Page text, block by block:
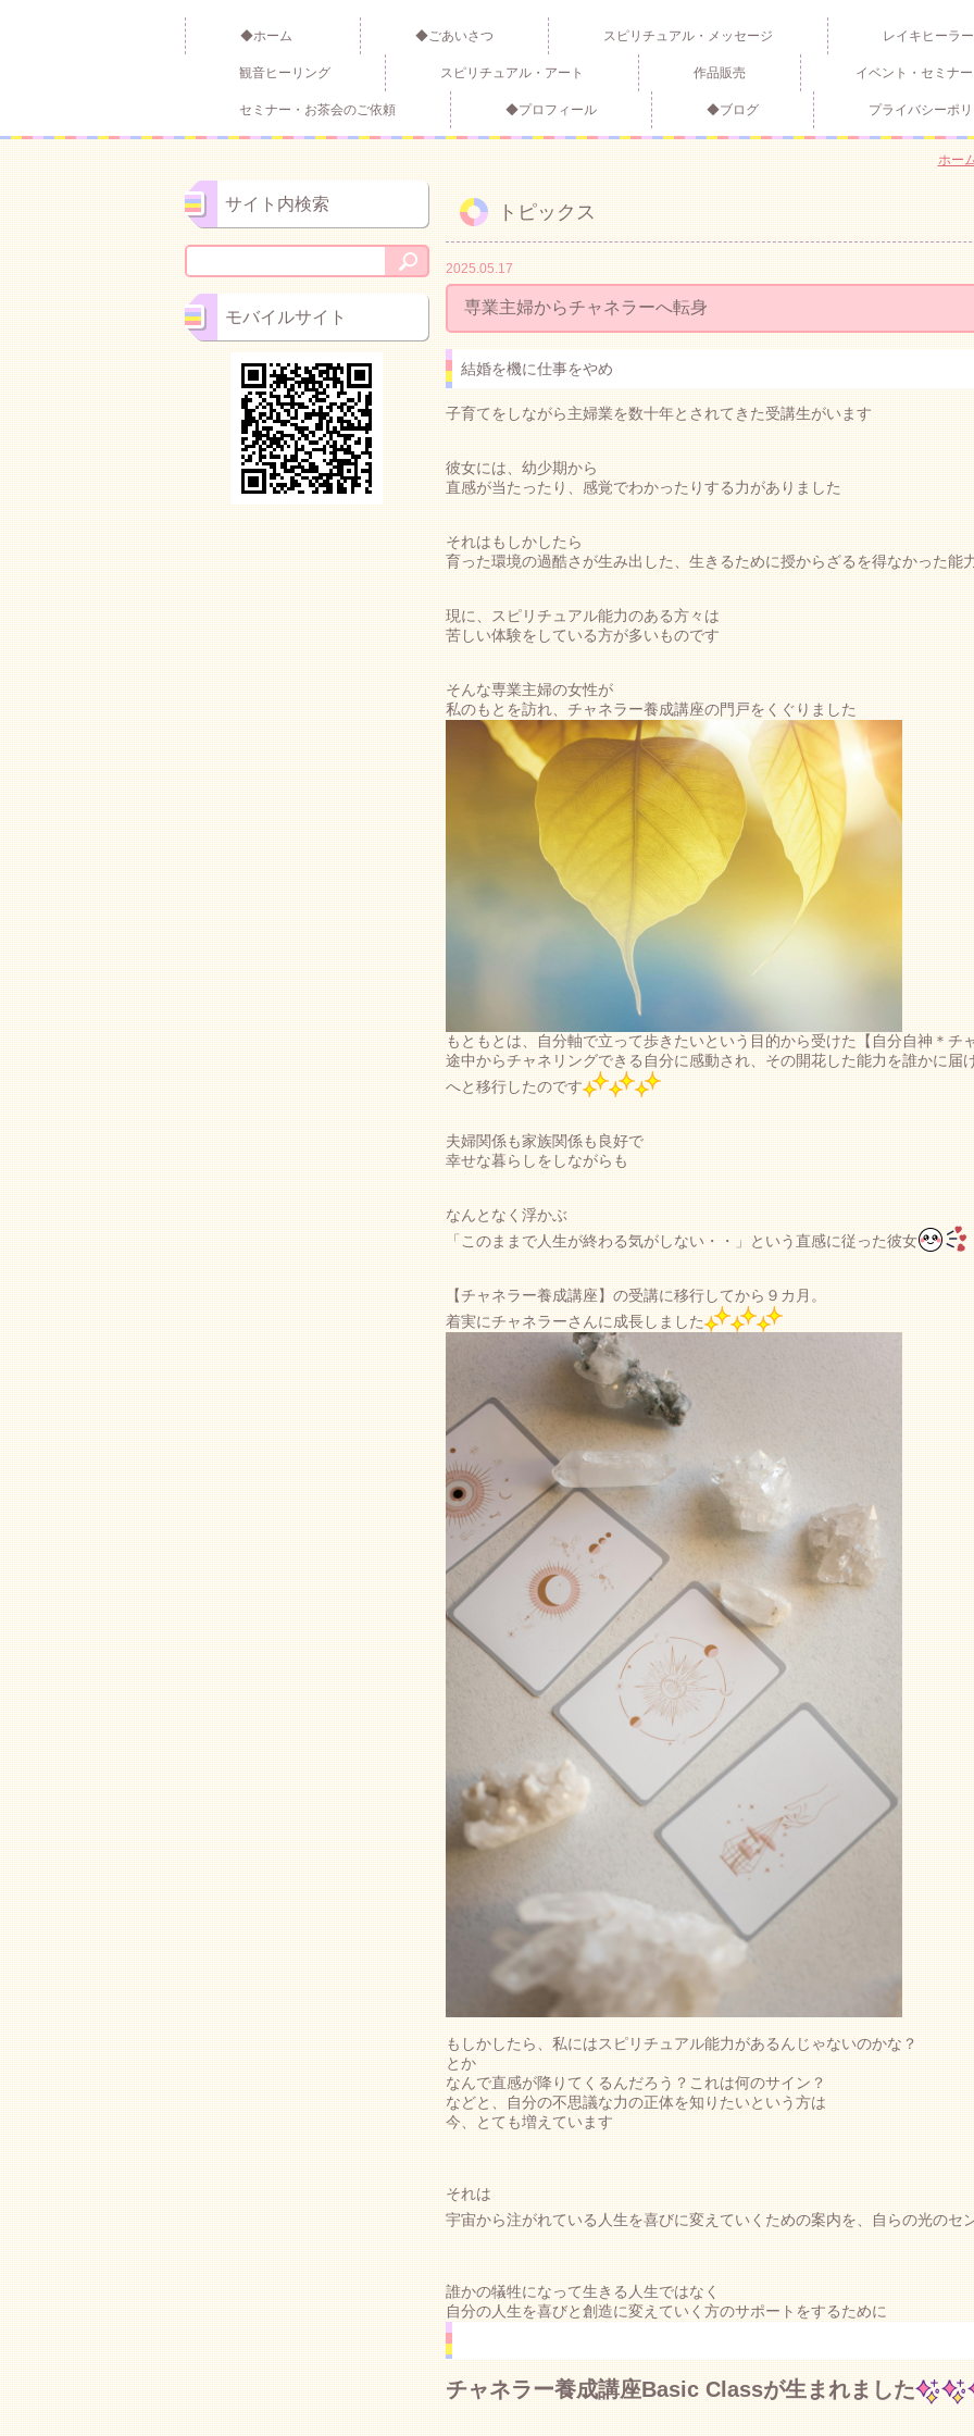
◆ホーム ◆ごあいさつ スピリチュアル・メッセージ レイキヒーラ
観音ヒーリング スピリチュアル・アート 作品販売 イベント・セミナ
セミナー・お茶会のご依頼 ◆プロフィール ◆ブログ プライバシーポ
ホー
トピックス
2025.05.17
専業主婦からチャネラーへ転身
結婚を機に仕事をやめ
子育てをしながら主婦業を数十年とされてきた受講生がいます
彼女には、幼少期から
直感が当たったり、感覚でわかったりする力がありました
それはもしかしたら
育った環境の過酷さが生み出した、生きるために授からざるを得なかった能
現に、スピリチュアル能力のある方々は
苦しい体験をしている方が多いものです
そんな専業主婦の女性が
私のもとを訪れ、チャネラー養成講座の門戸をくぐりました
もともとは、自分軸で立って歩きたいという目的から受けた【自分自神＊チ
途中からチャネリングできる自分に感動され、その開花した能力を誰かに届
へと移行したのです
夫婦関係も家族関係も良好で
幸せな暮らしをしながらも
なんとなく浮かぶ
「このままで人生が終わる気がしない・・」という直感に従った彼女
【チャネラー養成講座】の受講に移行してから９カ月。
着実にチャネラーさんに成長しました
もしかしたら、私にはスピリチュアル能力があるんじゃないのかな？
とか
なんで直感が降りてくるんだろう？これは何のサイン？
などと、自分の不思議な力の正体を知りたいという方は
今、とても増えています
それは
宇宙から注がれている人生を喜びに変えていくための案内を、自らの光のセ
誰かの犠牲になって生きる人生ではなく
自分の人生を喜びと創造に変えていく方のサポートをするために
チャネラー養成講座Basic Classが生まれました
サイト内検索
モバイルサイト